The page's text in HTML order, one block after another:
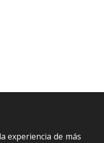
experiencia de más